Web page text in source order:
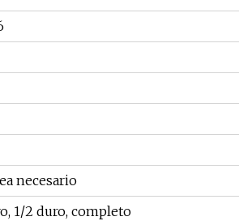
necesario
1/2 duro, completo